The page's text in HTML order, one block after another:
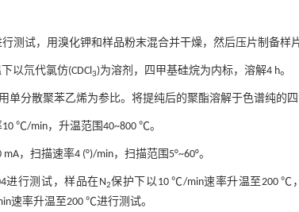
行测试，用溴化钾和样品粉末混合并干燥，然后压片制备样
以氘代氯仿(CDCl3)为溶剂，四甲基硅烷为内标，溶解4 h。
单分散聚苯乙烯为参比。将提纯后的聚酯溶解于色谱纯的
℃/min，升温范围40~800 ℃。
，扫描速率4 (°)/min，扫描范围5°~60°。
进行测试，样品在N2保护下以10 ℃/min速率升温至200 ℃
速率升温至200 ℃进行测试。